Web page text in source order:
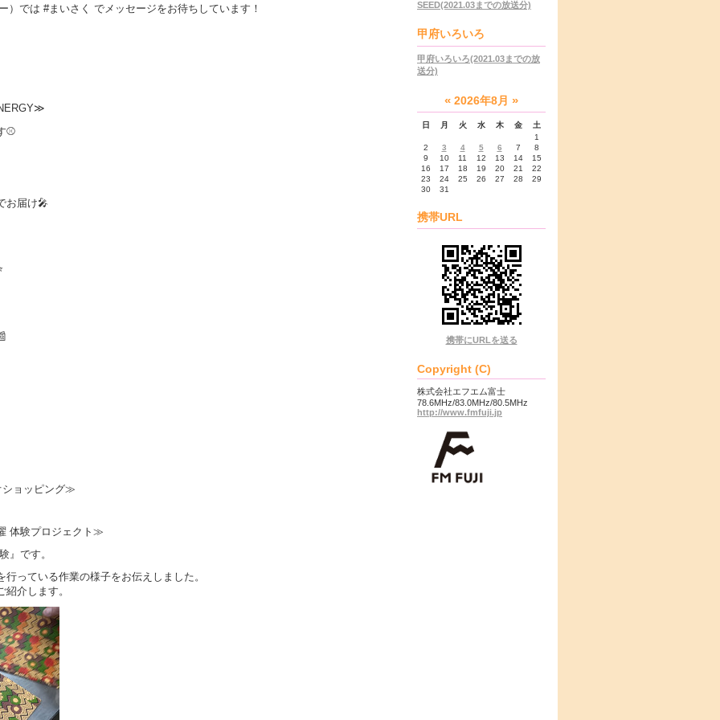
では #まいさく でメッセージをお待ちしています！
⚾
お届け🎤
ョッピング≫
体験プロジェクト≫
』です。
っている作業の様子をお伝えしました。
介します。
SEED(2021.03までの放送分)
甲府いろいろ
甲府いろいろ(2021.03までの放
送分)
« 2026年8月 »
日 月 火 水 木 金
土
1
2
3 4 5 6 7
8
9
10 11 12 13 14
15
16
17 18 19 20 21
22
23
24 25 26 27 28
29
30
31
携帯URL
携帯にURLを送る
Copyright (C)
株式会社エフエム富士
78.6MHz/83.0MHz/80.5MHz
http://www.fmfuji.jp